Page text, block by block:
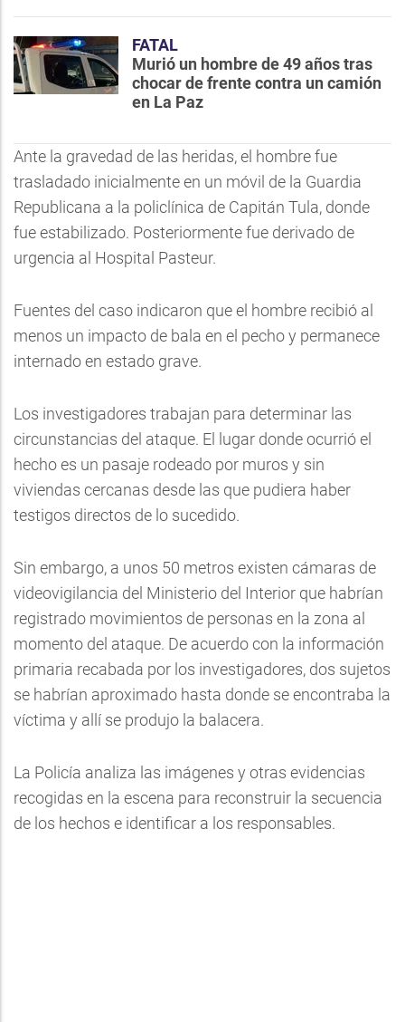
FATAL
Murió un hombre de 49 años tras
chocar de frente contra un camión
en La Paz
Ante la gravedad de las heridas, el hombre fue
trasladado inicialmente en un móvil de la Guardia
Republicana a la policlínica de Capitán Tula, donde
fue estabilizado. Posteriormente fue derivado de
urgencia al Hospital Pasteur.
Fuentes del caso indicaron que el hombre recibió al
menos un impacto de bala en el pecho y permanece
internado en estado grave.
Los investigadores trabajan para determinar las
circunstancias del ataque. El lugar donde ocurrió el
hecho es un pasaje rodeado por muros y sin
viviendas cercanas desde las que pudiera haber
testigos directos de lo sucedido.
Sin embargo, a unos 50 metros existen cámaras de
videovigilancia del Ministerio del Interior que habrían
registrado movimientos de personas en la zona al
momento del ataque. De acuerdo con la información
primaria recabada por los investigadores, dos sujetos
se habrían aproximado hasta donde se encontraba la
víctima y allí se produjo la balacera.
La Policía analiza las imágenes y otras evidencias
recogidas en la escena para reconstruir la secuencia
de los hechos e identificar a los responsables.